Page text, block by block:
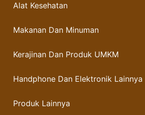
Alat Kesehatan
Makanan Dan Minuman
Kerajinan Dan Produk UMKM
Handphone Dan Elektronik Lainnya
Produk Lainnya